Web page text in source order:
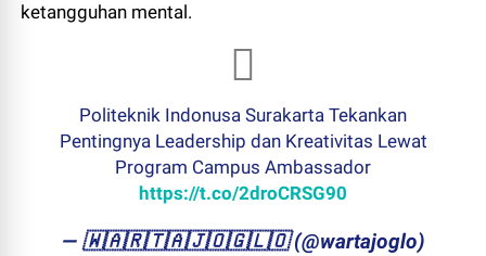
ketangguhan mental.
Politeknik Indonusa Surakarta Tekankan
Pentingnya Leadership dan Kreativitas Lewat
Program Campus Ambassador
https://t.co/2droCRSG90
— ​🇼​​🇦​​🇷​​🇹​​🇦​​🇯​​🇴​​🇬​​🇱​​🇴 (@wartajoglo)